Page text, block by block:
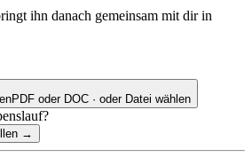
ihn danach gemeinsam mit dir in
PDF oder DOC · oder Datei wählen
→